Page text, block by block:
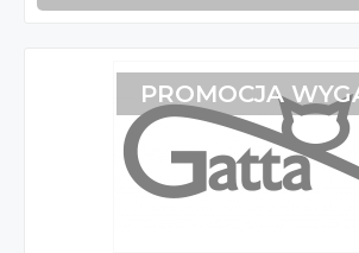
PROMOCJA